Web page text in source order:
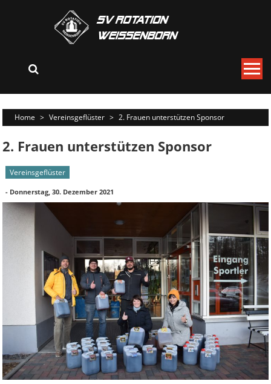
Home > Vereinsgeflüster > 2. Frauen unterstützen Sponsor
2. Frauen unterstützen Sponsor
Vereinsgeflüster
- Donnerstag, 30. Dezember 2021